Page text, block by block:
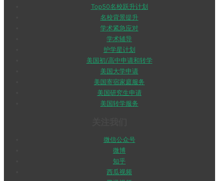
Top50名校跃升计划
名校背景提升
学术紧急应对
学术辅导
护学星计划
美国初/高中申请和转学
美国大学申请
美国寄宿家庭服务
美国研究生申请
美国转学服务
微信公众号
微博
知乎
西瓜视频